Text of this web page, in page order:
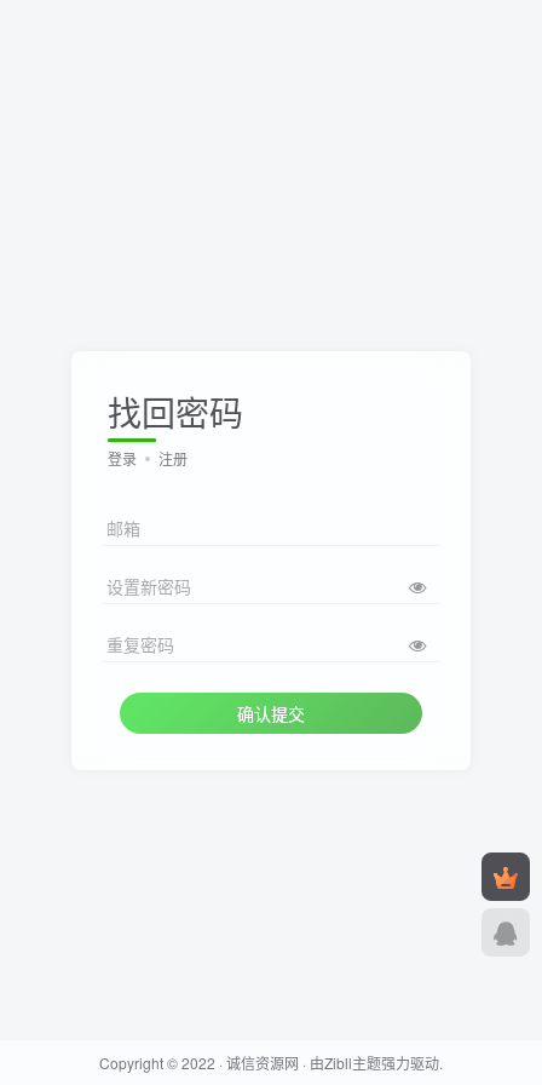
找回密码
登录 注册
邮箱
设置新密码
重复密码
确认提交
Copyright © 2022 · 诚信资源网 · 由Zibll主题强力驱动.